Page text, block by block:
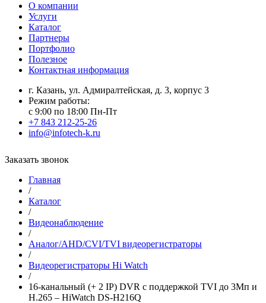
О компании
Услуги
Каталог
Партнеры
Портфолио
Полезное
Контактная информация
г. Казань, ул. Адмиралтейская, д. 3, корпус 3
Режим работы:
с 9:00 по 18:00 Пн-Пт
+7 843 212-25-26
info@infotech-k.ru
Заказать звонок
Главная
/
Каталог
/
Видеонаблюдение
/
Аналог/AHD/CVI/TVI видеорегистраторы
/
Видеорегистраторы Hi Watch
/
16-канальный (+ 2 IP) DVR с поддержкой TVI до 3Мп и
H.265 – HiWatch DS-H216Q